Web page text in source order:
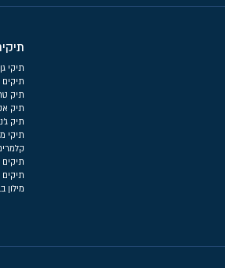
תיקי גן
תיקים
תיק
תיק
תיק
תיקי
מילון